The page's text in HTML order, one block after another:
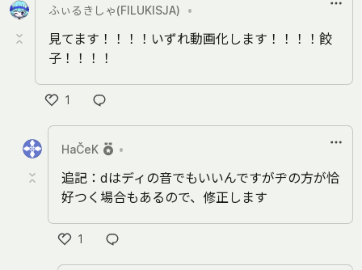
ふぃるきしゃ(FILUKISJA) •
見てます！！！！いずれ動画化します！！！！餃
子！！！！
1
Like
HaČeK
•
追記：dはディの音でもいいんですがヂの方が恰
好つく場合もあるので、修正します
1
Like